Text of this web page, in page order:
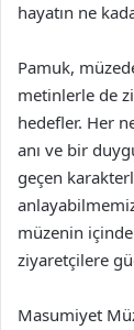
hayatın ne
Pamuk,
metinlerle de
hedefler. Her
anı ve bir
geçen
müzenin içinde
ziyaretçilere
Masumiyet